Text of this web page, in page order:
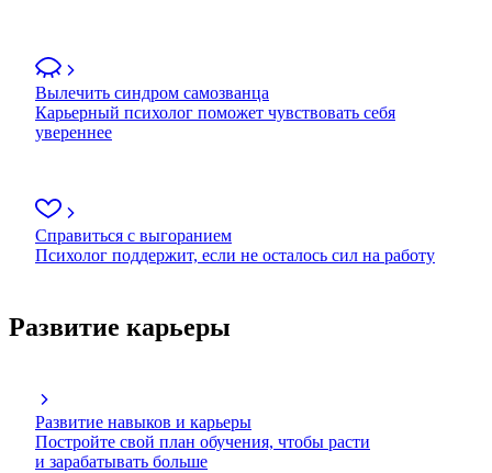
Вылечить синдром самозванца
Карьерный психолог поможет чувствовать себя
увереннее
Справиться с выгоранием
Психолог поддержит, если не осталось сил на работу
Развитие карьеры
Развитие навыков и карьеры
Постройте свой план обучения, чтобы расти
и зарабатывать больше